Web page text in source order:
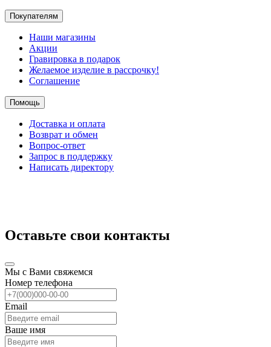
Покупателям
Наши магазины
Акции
Гравировка в подарок
Желаемое изделие в рассрочку!
Соглашение
Помощь
Доставка и оплата
Возврат и обмен
Вопрос-ответ
Запрос в поддержку
Написать директору
Оставьте свои контакты
Мы с Вами свяжемся
Номер телефона
Email
Ваше имя